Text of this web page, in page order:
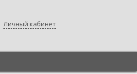
Личный кабинет